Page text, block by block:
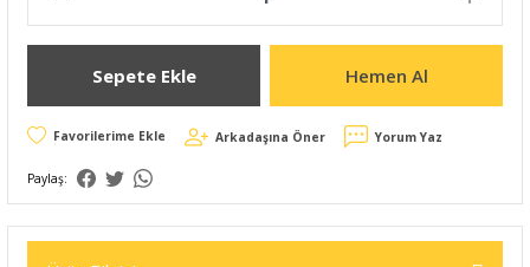
Sepete Ekle Hemen Al
Arkadaşına Öner Yorum Yaz
Paylaş: